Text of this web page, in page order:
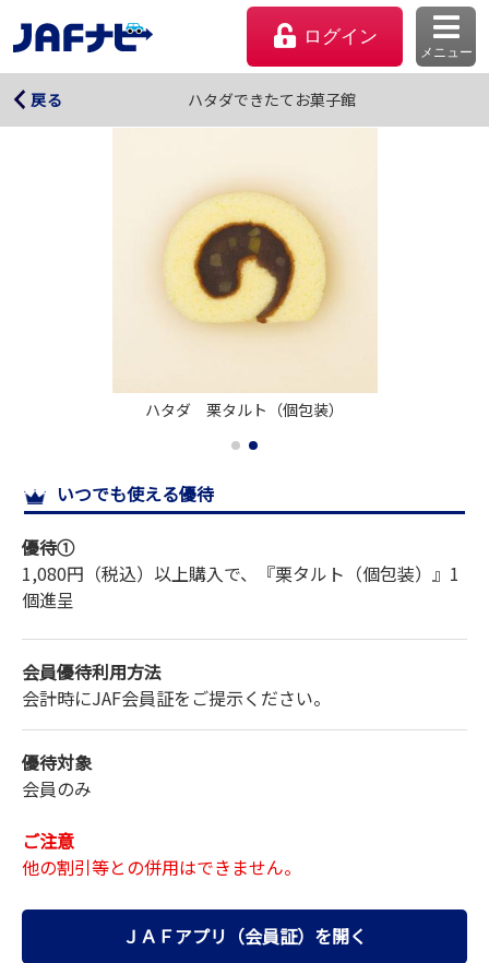
ログイン
メニュー
会員優待のご利用方法
サイトマップ
戻る ハタダできたてお菓子館
ハタダできたてお菓子館
ハタダ　栗タルト（個包装）
いつでも使える優待
優待①
1,080円（税込）以上購入で、『栗タルト（個包装）』1
個進呈
会員優待利用方法
会計時にJAF会員証をご提示ください。
優待対象
会員のみ
ご注意
他の割引等との併用はできません。
ＪＡＦアプリ（会員証）を開く